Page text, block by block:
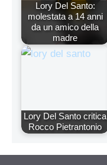
Lory Del Santo:
molestata a 14 anni
da un amico della
madre
Lory Del Santo critica
Rocco Pietrantonio